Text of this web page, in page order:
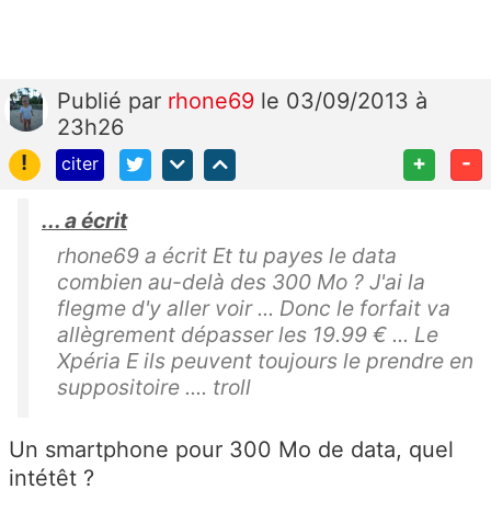
Publié par rhone69 le 03/09/2013 à
23h26
!
citer + -
... a écrit
rhone69 a écrit Et tu payes le data
combien au-delà des 300 Mo ? J'ai la
flegme d'y aller voir ... Donc le forfait va
allègrement dépasser les 19.99 € ... Le
Xpéria E ils peuvent toujours le prendre en
suppositoire .... troll
Un smartphone pour 300 Mo de data, quel
intétêt ?